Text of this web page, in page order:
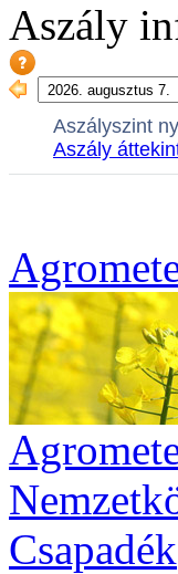
Aszály
Csapadék